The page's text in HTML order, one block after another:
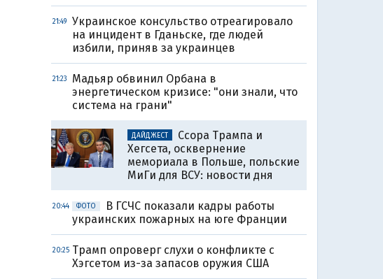
21:49
Украинское консульство отреагировало
на инцидент в Гданьске, где людей
избили, приняв за украинцев
21:23
Мадьяр обвинил Орбана в
энергетическом кризисе: "они знали, что
система на грани"
ДАЙДЖЕСТ
Ссора Трампа и
Хегсета, осквернение
мемориала в Польше, польские
МиГи для ВСУ: новости дня
20:44 ФОТО
В ГСЧС показали кадры работы
украинских пожарных на юге Франции
20:25 Трамп опроверг слухи о конфликте с
Хэгсетом из-за запасов оружия США